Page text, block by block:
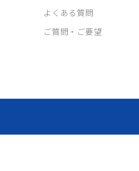
よくある質問
ご質問・ご要望